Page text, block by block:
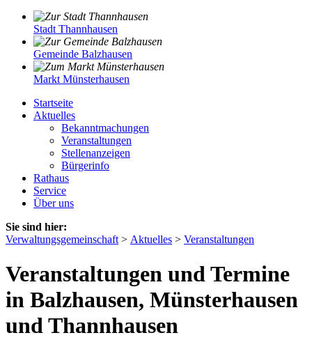
Stadt Thannhausen
Gemeinde Balzhausen
Markt Münsterhausen
Startseite
Aktuelles
Bekanntmachungen
Veranstaltungen
Stellenanzeigen
Bürgerinfo
Rathaus
Service
Über uns
Sie sind hier:
Verwaltungsgemeinschaft > Aktuelles > Veranstaltungen
Veranstaltungen und Termine
in Balzhausen, Münsterhausen
und Thannhausen